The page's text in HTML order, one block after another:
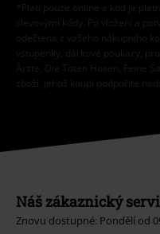
*Platí pouze online a kód je
slevovými kódy. Po vložení a
odečtena z vašeho nákupního
vstupenky, dárkové poukazy,
Ärzte, Die Toten Hosen, Feine
zboží, jehož koupí podpoříte
Náš zákaznický
Znovu dostupné: Pondělí od